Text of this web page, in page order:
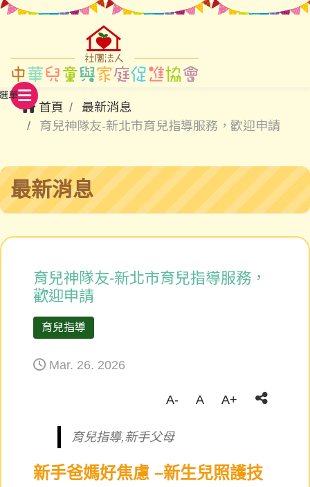
首頁
最新消息
育兒神隊友-新北市育兒指導服務，歡迎申請
最新消息
育兒神隊友-新北市育兒指導服務，
歡迎申請
育兒指導
Mar. 26. 2026
A- A A+
育兒指導,新手父母
新手爸媽好焦慮 –新生兒照護技